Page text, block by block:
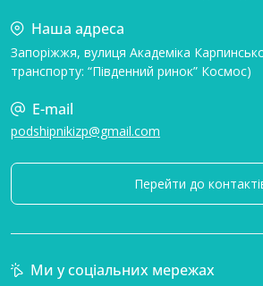
Наша адреса
Запоріжжя, вулиця Академіка
транспорту: “Південний ринок” Космос)
E-mail
podshipnikizp@gmail.com
Перейти до
Ми у соціальних мережах